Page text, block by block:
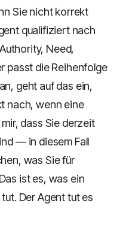
Sie nicht korrekt
qualifiziert nach
Need,
passt die Reihenfolge
geht auf das ein,
nach, wenn eine
dass Sie derzeit
— in diesem Fall
was Sie für
ist es, was ein
Der Agent tut es